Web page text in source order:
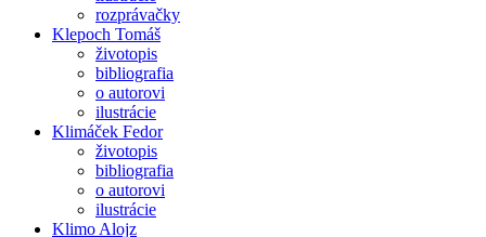
rozprávačky
Klepoch Tomáš
životopis
bibliografia
o autorovi
ilustrácie
Klimáček Fedor
životopis
bibliografia
o autorovi
ilustrácie
Klimo Alojz